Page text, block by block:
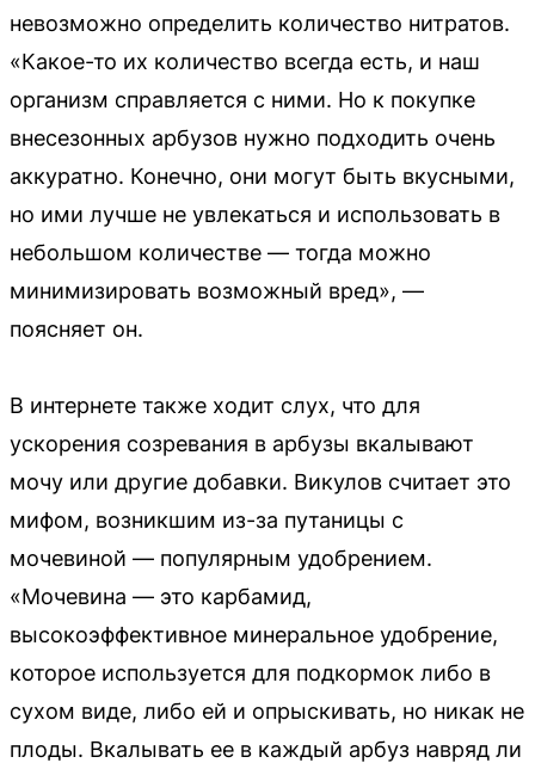
невозможно определить количество нитратов.
«Какое-то их количество всегда есть, и наш
организм справляется с ними. Но к покупке
внесезонных арбузов нужно подходить очень
аккуратно. Конечно, они могут быть вкусными,
но ими лучше не увлекаться и использовать в
небольшом количестве — тогда можно
минимизировать возможный вред», —
поясняет он.
В интернете также ходит слух, что для
ускорения созревания в арбузы вкалывают
мочу или другие добавки. Викулов считает это
мифом, возникшим из-за путаницы с
мочевиной — популярным удобрением.
«Мочевина — это карбамид,
высокоэффективное минеральное удобрение,
которое используется для подкормок либо в
сухом виде, либо ей и опрыскивать, но никак не
плоды. Вкалывать ее в каждый арбуз навряд ли